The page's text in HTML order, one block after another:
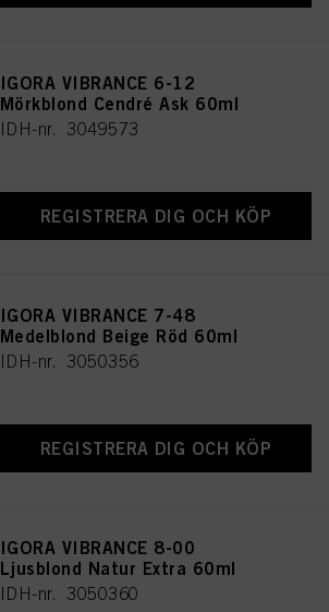
IGORA VIBRANCE 6-12
Mörkblond Cendré Ask 60ml
IDH-nr. 3049573
REGISTRERA DIG OCH KÖP
IGORA VIBRANCE 7-48
Medelblond Beige Röd 60ml
IDH-nr. 3050356
REGISTRERA DIG OCH KÖP
IGORA VIBRANCE 8-00
Ljusblond Natur Extra 60ml
IDH-nr. 3050360